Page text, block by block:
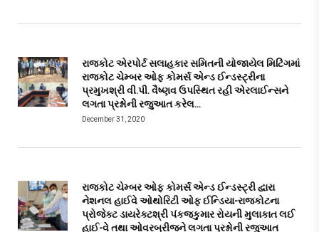
રાજકોટ એરપોર્ટ સલાહકાર સમિતની યોજાયેલ મિટિંગમાં
રાજકોટ ચેમ્બર ઓફ કોમર્સ એન્ડ ઈન્ડસ્ટ્રીના
પ્રમુખશ્રી વી.પી. વૈષ્ણવ ઉપસ્થિત રહી એરલાઈન્સને
લગતા પ્રશ્નોની રજુઆત કરેલ…
December 31, 2020
રાજકોટ ચેમ્બર ઓફ કોમર્સ એન્ડ ઈન્ડસ્ટ્રી દ્વારા
નેશનલ હાઈવે ઓથોરિટી ઓફ ઈન્ડિયા-રાજકોટના
પ્રોજેક્ટ ડાયરેક્ટશ્રી પંકજકુમાર રોયની મુલાકાત લઈ
હાઈ-વે તથા ઓવરબ્રીજને લગતા પ્રશ્નોની રજુઆત